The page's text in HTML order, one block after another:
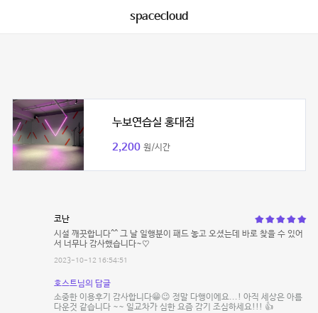
spacecloud
누보연습실 홍대점
2,200 원/시간
코난
시설 깨끗합니다^^ 그 날 일행분이 패드 놓고 오셨는데 바로 찾을 수 있어
서 너무나 감사했습니다~♡
2023-10-12 16:54:51
호스트님의 답글
소중한 이용후기 감사합니다😁😉 정말 다행이에요...! 아직 세상은 아름
다운것 같습니다 ~~ 일교차가 심한 요즘 감기 조심하세요!!! 👍